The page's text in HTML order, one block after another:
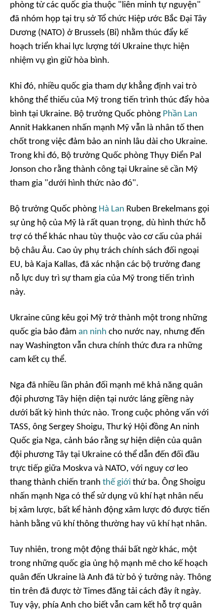
phòng từ các quốc gia thuộc "liên minh tự nguyện"
đã nhóm họp tại trụ sở Tổ chức Hiệp ước Bắc Đại Tây
Dương (NATO) ở Brussels (Bỉ) nhằm thúc đẩy kế
hoạch triển khai lực lượng tới Ukraine thực hiện
nhiệm vụ gìn giữ hòa bình.
Khi đó, nhiều quốc gia tham dự khẳng định vai trò
không thể thiếu của Mỹ trong tiến trình thúc đẩy hòa
bình tại Ukraine. Bộ trưởng Quốc phòng Phần Lan
Annit Hakkanen nhấn mạnh Mỹ vẫn là nhân tố then
chốt trong việc đảm bảo an ninh lâu dài cho Ukraine.
Trong khi đó, Bộ trưởng Quốc phòng Thụy Điển Pal
Jonson cho rằng thành công tại Ukraine sẽ cần Mỹ
tham gia "dưới hình thức nào đó".
Bộ trưởng Quốc phòng Hà Lan Ruben Brekelmans gọi
sự ủng hộ của Mỹ là rất quan trọng, dù hình thức hỗ
trợ có thể khác nhau tùy thuộc vào cơ cấu của phái
bộ châu Âu. Cao ủy phụ trách chính sách đối ngoại
EU, bà Kaja Kallas, đã xác nhận các bộ trưởng đang
nỗ lực duy trì sự tham gia của Mỹ trong tiến trình
này.
Ukraine cũng kêu gọi Mỹ trở thành một trong những
quốc gia bảo đảm an ninh cho nước nay, nhưng đến
nay Washington vẫn chưa chính thức đưa ra những
cam kết cụ thể.
Nga đã nhiều lần phản đối mạnh mẽ khả năng quân
đội phương Tây hiện diện tại nước láng giềng này
dưới bất kỳ hình thức nào. Trong cuộc phỏng vấn với
TASS, ông Sergey Shoigu, Thư ký Hội đồng An ninh
Quốc gia Nga, cảnh báo rằng sự hiện diện của quân
đội phương Tây tại Ukraine có thể dẫn đến đối đầu
trực tiếp giữa Moskva và NATO, với nguy cơ leo
thang thành chiến tranh thế giới thứ ba. Ông Shoigu
nhấn mạnh Nga có thể sử dụng vũ khí hạt nhân nếu
bị xâm lược, bất kể hành động xâm lược đó được tiến
hành bằng vũ khí thông thường hay vũ khí hạt nhân.
Tuy nhiên, trong một động thái bất ngờ khác, một
trong những quốc gia ủng hộ mạnh mẽ cho kế hoạch
quân đến Ukraine là Anh đã từ bỏ ý tưởng này. Thông
tin trên đã được tờ Times đăng tải cách đây ít ngày.
Tuy vậy, phía Anh cho biết vẫn cam kết hỗ trợ quân